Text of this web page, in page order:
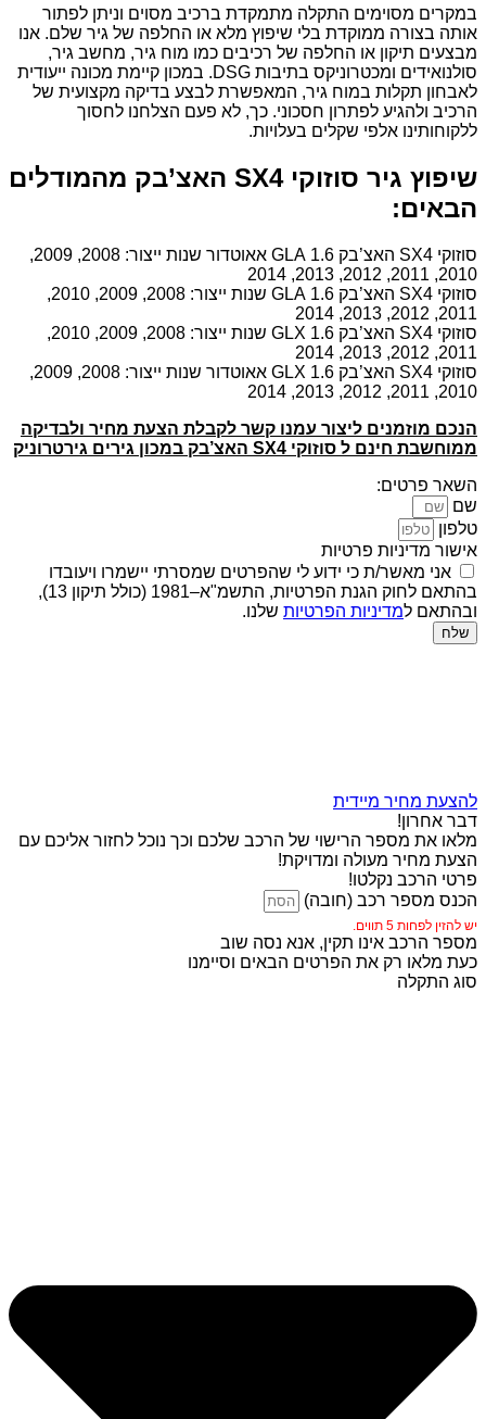
במקרים מסוימים התקלה מתמקדת ברכיב מסוים וניתן לפתור
אותה בצורה ממוקדת בלי שיפוץ מלא או החלפה של גיר שלם. אנו
מבצעים תיקון או החלפה של רכיבים כמו מוח גיר, מחשב גיר,
סולנואידים ומכטרוניקס בתיבות DSG. במכון קיימת מכונה ייעודית
לאבחון תקלות במוח גיר, המאפשרת לבצע בדיקה מקצועית של
הרכיב ולהגיע לפתרון חסכוני. כך, לא פעם הצלחנו לחסוך
ללקוחותינו אלפי שקלים בעלויות.
שיפוץ גיר סוזוקי SX4 האצ’בק מהמודלים
הבאים:
סוזוקי SX4 האצ’בק 1.6 GLA אאוטדור שנות ייצור: 2008, 2009,
2010, 2011, 2012, 2013, 2014
סוזוקי SX4 האצ’בק 1.6 GLA שנות ייצור: 2008, 2009, 2010,
2011, 2012, 2013, 2014
סוזוקי SX4 האצ’בק 1.6 GLX שנות ייצור: 2008, 2009, 2010,
2011, 2012, 2013, 2014
סוזוקי SX4 האצ’בק 1.6 GLX אאוטדור שנות ייצור: 2008, 2009,
2010, 2011, 2012, 2013, 2014
הנכם מוזמנים ליצור עמנו קשר לקבלת הצעת מחיר ולבדיקה
ממוחשבת חינם ל סוזוקי SX4 האצ’בק במכון גירים גירטרוניק
השאר פרטים:
שם
טלפון
אישור מדיניות פרטיות
אני מאשר/ת כי ידוע לי שהפרטים שמסרתי יישמרו ויעובדו
בהתאם לחוק הגנת הפרטיות, התשמ"א–1981 (כולל תיקון 13),
ובהתאם למדיניות הפרטיות שלנו.
שלח
להצעת מחיר מיידית
דבר אחרון!
מלאו את מספר הרישוי של הרכב שלכם וכך נוכל לחזור אליכם עם
הצעת מחיר מעולה ומדויקת!
פרטי הרכב נקלטו!
הכנס מספר רכב (חובה)
יש להזין לפחות 5 תווים.
מספר הרכב אינו תקין, אנא נסה שוב
כעת מלאו רק את הפרטים הבאים וסיימנו
סוג התקלה